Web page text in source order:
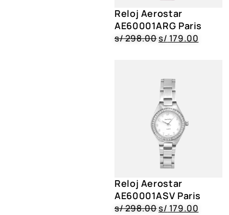
Reloj Aerostar
AE60001ARG Paris
s/298.00s/ 179.00
Reloj Aerostar
AE60001ASV Paris
s/298.00s/ 179.00